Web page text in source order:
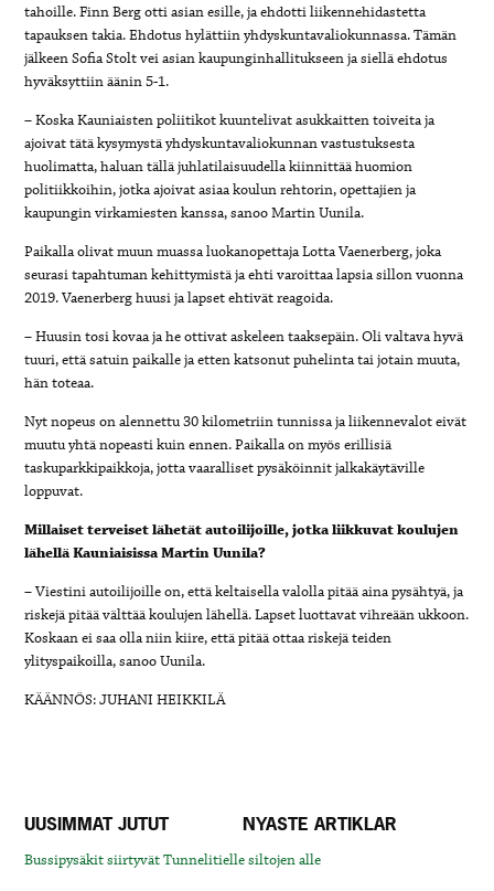
tahoille.Finn Berg otti asian esille, ja ehdotti liikennehidastetta
tapauksen takia. Ehdotus hylättiin yhdyskuntavaliokunnassa. Tämän
jälkeen Sofia Stolt vei asian kaupunginhallitukseen ja siellä ehdotus
hyväksyttiin äänin 5-1.
– Koska Kauniaisten poliitikot kuuntelivat asukkaitten toiveita ja
ajoivat tätä kysymystä yhdyskuntavaliokunnan vastustuksesta
huolimatta, haluan tällä juhlatilaisuudella kiinnittää huomion
politiikkoihin, jotka ajoivat asiaa koulun rehtorin, opettajien ja
kaupungin virkamiesten kanssa, sanoo Martin Uunila.
Paikalla olivat muun muassa luokanopettaja Lotta Vaenerberg, joka
seurasi tapahtuman kehittymistä ja ehti varoittaa lapsia sillon vuonna
2019. Vaenerberg huusi ja lapset ehtivät reagoida.
– Huusin tosi kovaa ja he ottivat askeleen taaksepäin. Oli valtava hyvä
tuuri, että satuin paikalle ja etten katsonut puhelinta tai jotain muuta,
hän toteaa.
Nyt nopeus on alennettu 30 kilometriin tunnissa ja liikennevalot eivät
muutu yhtä nopeasti kuin ennen. Paikalla on myöserillisiä
taskuparkkipaikkoja, jotta vaaralliset pysäköinnit jalkakäytäville
loppuvat.
Millaiset terveiset lähetät autoilijoille, jotka liikkuvat koulujen
lähellä Kauniaisissa Martin Uunila?
– Viestini autoilijoille on, että keltaisella valolla pitää aina pysähtyä, ja
riskejä pitää välttää koulujen lähellä. Lapset luottavat vihreään ukkoon.
Koskaan ei saa olla niin kiire, että pitää ottaa riskejä teiden
ylityspaikoilla, sanoo Uunila.
KÄÄNNÖS: JUHANI HEIKKILÄ
UUSIMMAT JUTUT NYASTE ARTIKLAR
Bussipysäkit siirtyvät Tunnelitielle siltojen alle